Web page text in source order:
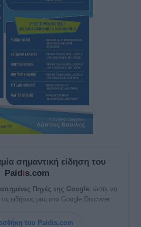
σημαντική είδηση του
Paidis.com
Πηγές της Google , ώστε να
ειδήσεις μας στο Google Discover.
του Paidis.com